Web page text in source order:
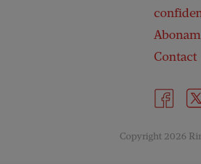
Contact
Copyright 2026